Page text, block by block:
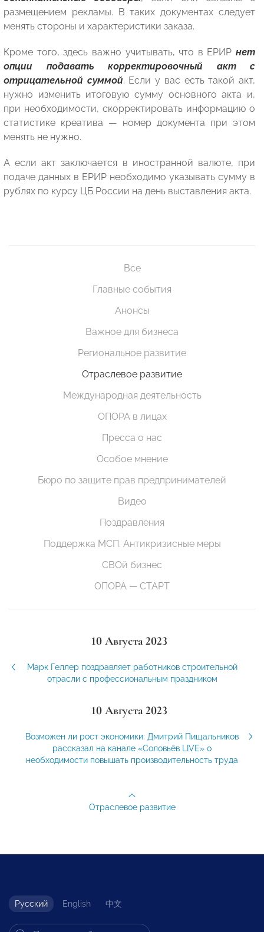
размещением рекламы. В таких документах следует
менять стороны и характеристики заказа.
Кроме того, здесь важно учитывать, что в ЕРИР нет
опции подавать корректировочный акт с
отрицательной суммой. Если у вас есть такой акт,
нужно изменить итоговую сумму основного акта и,
при необходимости, скорректировать информацию о
статистике креатива — номер документа при этом
менять не нужно.
А если акт заключается в иностранной валюте, при
подаче данных в ЕРИР необходимо указывать сумму в
рублях по курсу ЦБ России на день выставления акта.
Все
Главные события
Анонсы
Важное для бизнеса
Региональное развитие
Отраслевое развитие
Международная деятельность
ОПОРА в лицах
Пресса о нас
Особое мнение
Бюро по защите прав предпринимателей
Видео
Поздравления
Поддержка МСП. Антикризисные меры
СВОй бизнес
ОПОРА — СТАРТ
10 Августа 2023
Марк Геллер поздравляет работников строительной
отрасли с профессиональным праздником
10 Августа 2023
Возможен ли рост экономики: Дмитрий Пищальников
рассказал на канале «Соловьёв LIVE» о
необходимости повышать производительность труда
Отраслевое развитие
Русский English 中文